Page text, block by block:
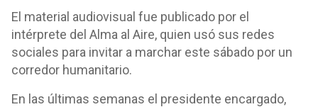
El material audiovisual fue publicado por el
intérprete del Alma al Aire, quien usó sus redes
sociales para invitar a marchar este sábado por un
corredor humanitario.
En las últimas semanas el presidente encargado,